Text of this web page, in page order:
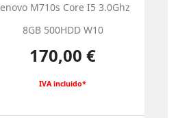
M710s Core I5 3.0Ghz
8GB 500HDD W10
Preço
170,00 €
IVA incluido*